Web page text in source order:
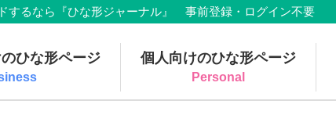
するなら『ひな形ジャーナル』 事前登録・ログイン不要
ひな形ページ 個人向けのひな形ページ
Personal